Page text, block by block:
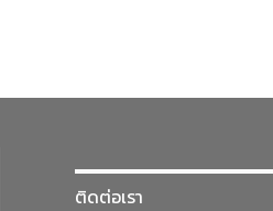
ติดต่อเรา